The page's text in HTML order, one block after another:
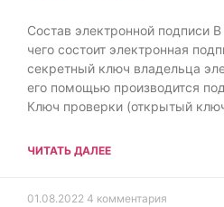
Состав электронной подписи
чего состоит электронная
секретный ключ владельца
его помощью производится
Ключ проверки (открытый
ЧИТАТЬ ДАЛЕЕ
01.08.2022 4 комментария